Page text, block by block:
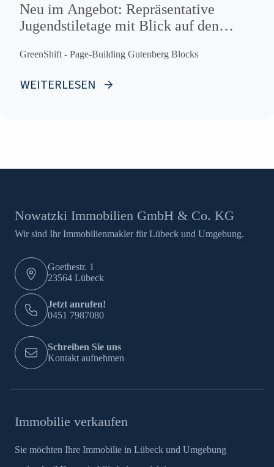
Neu im Angebot: Repräsentative
Jugendstiletage mit Blick auf den
GreenShift - Page-Building Gutenberg Blocks
WEITERLESEN
Nowatzki Immobilien GmbH & Co. KG
Wir sind Ihr Immobilienmakler für Lübeck und Umgebung.
Goethestr. 1
23564 Lübeck
Jetzt anrufen!
0451 7987080
Schreiben Sie uns
Kontakt aufnehmen
Immobilie verkaufen
Sie möchten Ihre Immobilie in Lübeck und Umgebung